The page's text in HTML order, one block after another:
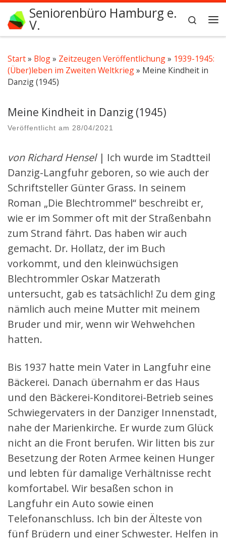
Zum Inhalt springen
Seniorenbüro Hamburg e.
V.
Search
Start» Blog» Zeitzeugen Veröffentlichung» 1939-1945:
(Über)leben im Zweiten Weltkrieg» Meine Kindheit in
Danzig (1945)
Meine Kindheit in Danzig (1945)
Veröffentlicht am 28/04/2021
von Richard Hensel| Ich wurde im Stadtteil
Danzig-Langfuhr geboren, so wie auch der
Schriftsteller Günter Grass. In seinem
Roman „Die Blechtrommel“ beschreibt er,
wie er im Sommer oft mit der Straßenbahn
zum Strand fährt. Das haben wir auch
gemacht. Dr. Hollatz, der im Buch
vorkommt, und den kleinwüchsigen
Blechtrommler Oskar Matzerath
untersucht, gab es tatsächlich! Zu dem ging
nämlich auch meine Mutter mit meinem
Bruder und mir, wenn wir Wehwehchen
hatten.
Bis 1937 hatte mein Vater in Langfuhr eine
Bäckerei. Danach übernahm er das Haus
und den Bäckerei-Konditorei-Betrieb seines
Schwiegervaters in der Danziger Innenstadt,
nahe der Marienkirche. Er wurde zum Glück
nicht an die Front berufen. Wir litten bis zur
Besetzung der Roten Armee keinen Hunger
und lebten für damalige Verhältnisse recht
komfortabel. Wir besaßen schon in
Langfuhr ein Auto sowie einen
Telefonanschluss. Ich bin der Älteste von
fünf Brüdern und einer Schwester. Helfen in